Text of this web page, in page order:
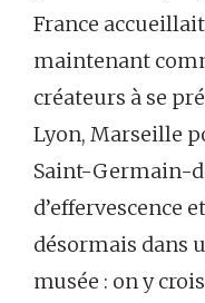
France
maintenant
créateurs à se
Lyon, Marseille
Saint-Germain-
d’effervescence
désormais dans
musée : on y